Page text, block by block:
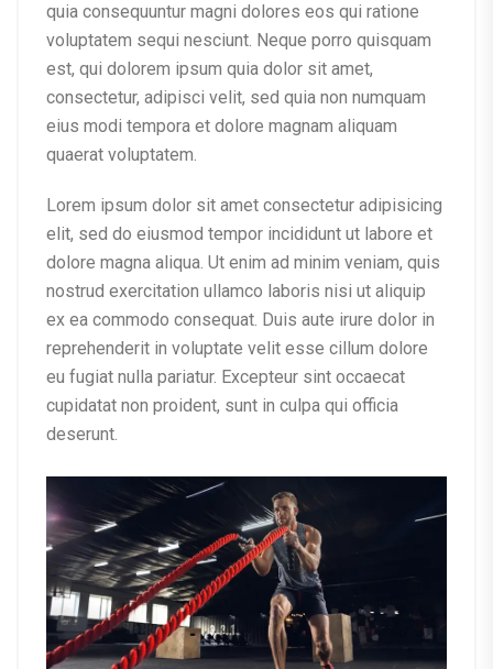
quia consequuntur magni dolores eos qui ratione
voluptatem sequi nesciunt. Neque porro quisquam
est, qui dolorem ipsum quia dolor sit amet,
consectetur, adipisci velit, sed quia non numquam
eius modi tempora et dolore magnam aliquam
quaerat voluptatem.
Lorem ipsum dolor sit amet consectetur adipisicing
elit, sed do eiusmod tempor incididunt ut labore et
dolore magna aliqua. Ut enim ad minim veniam, quis
nostrud exercitation ullamco laboris nisi ut aliquip
ex ea commodo consequat. Duis aute irure dolor in
reprehenderit in voluptate velit esse cillum dolore
eu fugiat nulla pariatur. Excepteur sint occaecat
cupidatat non proident, sunt in culpa qui officia
deserunt.